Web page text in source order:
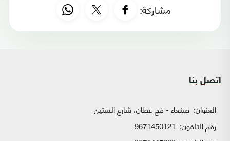
مشاركة:
اتصل بنا
العنوان: صنعاء - فج عطان، شارع الستين
رقم التلفون: 9671450121